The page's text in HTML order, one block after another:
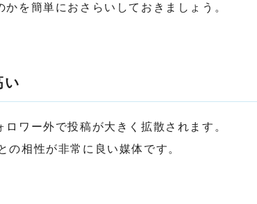
を簡単におさらいしておきましょう。
い
ワー外で投稿が大きく拡散されます。
の相性が非常に良い媒体です。